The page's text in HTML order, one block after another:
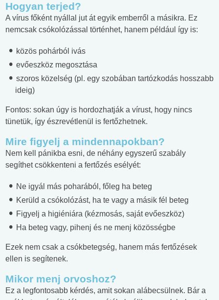
Hogyan terjed?
A vírus főként nyállal jut át egyik emberről a másikra. Ez
nemcsak csókolózással történhet, hanem például így is:
közös pohárból ivás
evőeszköz megosztása
szoros közelség (pl. egy szobában tartózkodás hosszabb
ideig)
Fontos: sokan úgy is hordozhatják a vírust, hogy nincs
tünetük, így észrevétlenül is fertőzhetnek.
Mire figyelj a mindennapokban?
Nem kell pánikba esni, de néhány egyszerű szabály
segíthet csökkenteni a fertőzés esélyét:
Ne igyál más poharából, főleg ha beteg
Kerüld a csókolózást, ha te vagy a másik fél beteg
Figyelj a higiéniára (kézmosás, saját evőeszköz)
Ha beteg vagy, pihenj és ne menj közösségbe
Ezek nem csak a csókbetegség, hanem más fertőzések
ellen is segítenek.
Mikor menj orvoshoz?
Ez a legfontosabb kérdés, amit sokan alábecsülnek. Bár a